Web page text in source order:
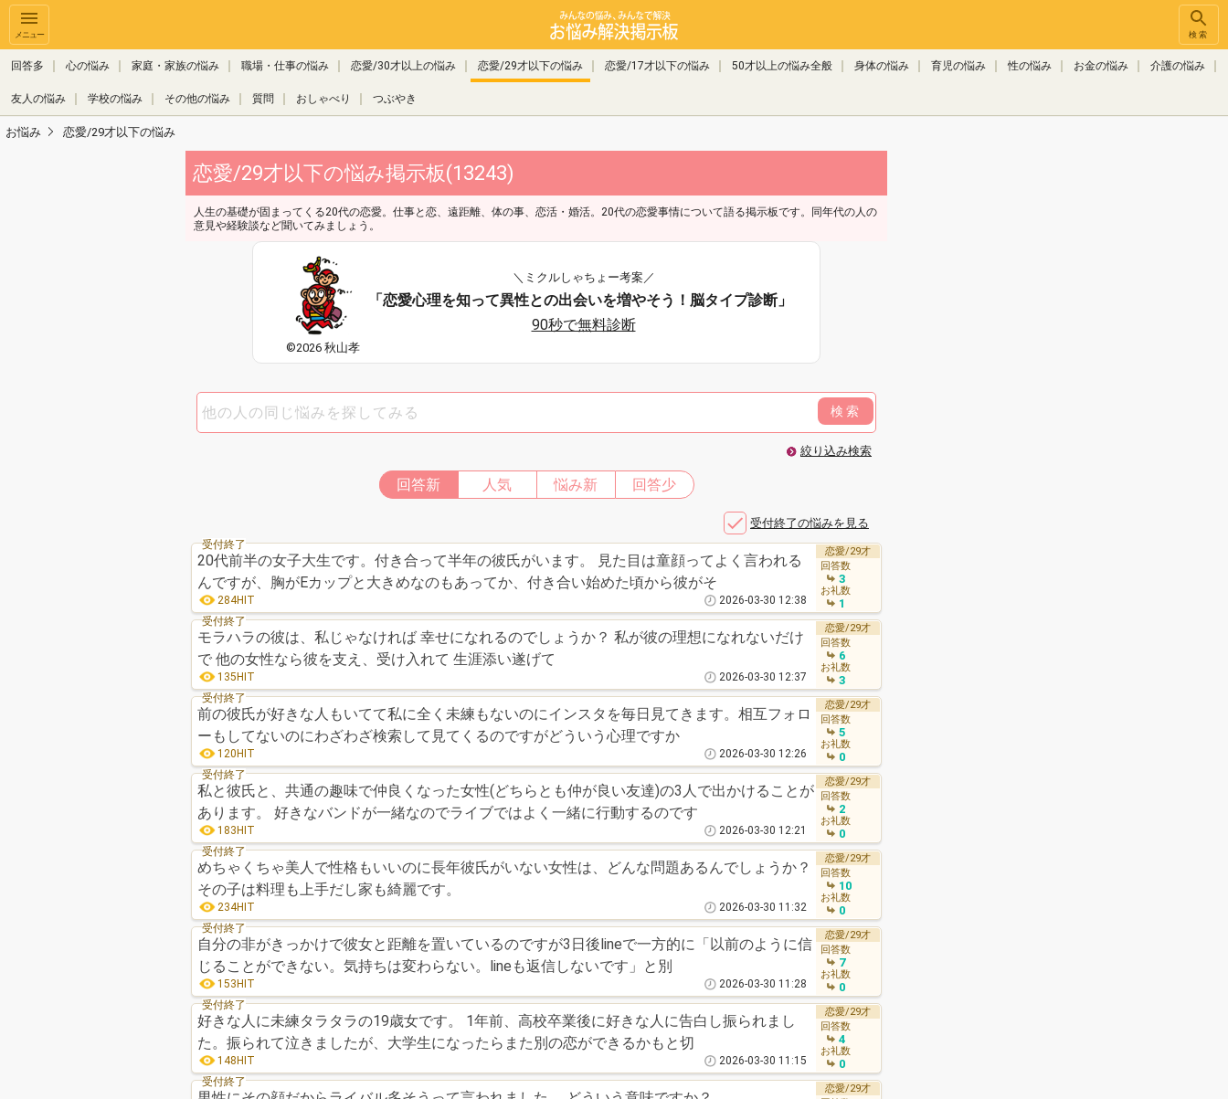
メニュー 検索
回答多 心の悩み 家庭・家族の悩み 職場・仕事の悩み 恋愛/30才以上の悩み 恋愛/29才以下の悩み 恋愛/17才以下の悩み 50才以上の悩み全般 身体の悩み 育児の悩み 性の悩み お金の悩み 介護の悩み
友人の悩み 学校の悩み その他の悩み 質問 おしゃべり つぶやき
お悩み 恋愛/29才以下の悩み
恋愛/29才以下の悩み掲示板(13243)
人生の基礎が固まってくる20代の恋愛。仕事と恋、遠距離、体の事、恋活・婚活。20代の恋愛事情について語る掲示板です。同年代の人の
意見や経験談など聞いてみましょう。
©2026 秋山孝
＼ミクルしゃちょー考案／
「恋愛心理を知って異性との出会いを増やそう！脳タイプ診断」
90秒で無料診断
検索
絞り込み検索
回答新 人気 悩み新 回答少
受付終了の悩みを見る
受付終了
20代前半の女子大生です。付き合って半年の彼氏がいます。 見た目は童顔ってよく言われる
んですが、胸がEカップと大きめなのもあってか、付き合い始めた頃から彼がそ
284HIT 2026-03-30 12:38
恋愛/29才
回答数
3
お礼数
1
受付終了
モラハラの彼は、私じゃなければ 幸せになれるのでしょうか？ 私が彼の理想になれないだけ
で 他の女性なら彼を支え、受け入れて 生涯添い遂げて
135HIT 2026-03-30 12:37
恋愛/29才
回答数
6
お礼数
3
受付終了
前の彼氏が好きな人もいてて私に全く未練もないのにインスタを毎日見てきます。相互フォロ
ーもしてないのにわざわざ検索して見てくるのですがどういう心理ですか
120HIT 2026-03-30 12:26
恋愛/29才
回答数
5
お礼数
0
受付終了
私と彼氏と、共通の趣味で仲良くなった女性(どちらとも仲が良い友達)の3人で出かけることが
あります。 好きなバンドが一緒なのでライブではよく一緒に行動するのです
183HIT 2026-03-30 12:21
恋愛/29才
回答数
2
お礼数
0
受付終了
めちゃくちゃ美人で性格もいいのに長年彼氏がいない女性は、どんな問題あるんでしょうか？
その子は料理も上手だし家も綺麗です。
234HIT 2026-03-30 11:32
恋愛/29才
回答数
10
お礼数
0
受付終了
自分の非がきっかけで彼女と距離を置いているのですが3日後lineで一方的に「以前のように信
じることができない。気持ちは変わらない。lineも返信しないです」と別
153HIT 2026-03-30 11:28
恋愛/29才
回答数
7
お礼数
0
受付終了
好きな人に未練タラタラの19歳女です。 1年前、高校卒業後に好きな人に告白し振られまし
た。振られて泣きましたが、大学生になったらまた別の恋ができるかもと切
148HIT 2026-03-30 11:15
恋愛/29才
回答数
4
お礼数
0
受付終了
恋愛/29才